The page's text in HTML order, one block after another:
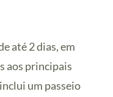
até 2 dias, em
aos principais
um passeio